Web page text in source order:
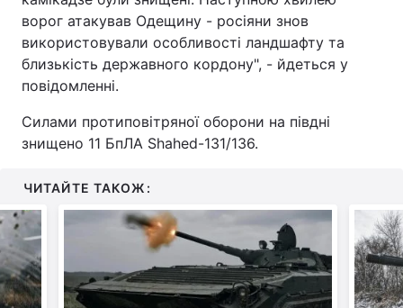
ворог атакував Одещину - росіяни знов
використовували особливості ландшафту та
близькість державного кордону", - йдеться у
повідомленні.
Силами протиповітряної оборони на півдні
знищено 11 БпЛА Shahed-131/136.
ЧИТАЙТЕ ТАКОЖ: